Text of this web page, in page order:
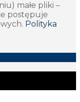
małe pliki –
postępuje
Polityka